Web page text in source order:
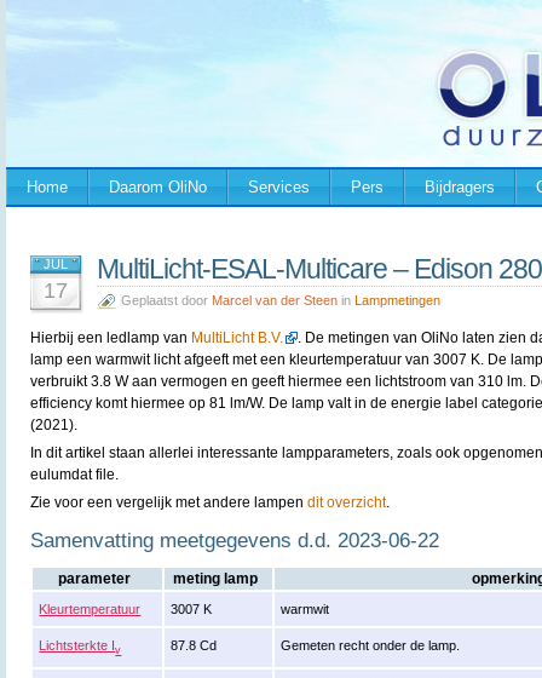
Home Daarom OliNo Services Pers Bijdragers
JUL
17
MultiLicht-ESAL-Multicare – Edison 280
Geplaatst door Marcel van der Steen in Lampmetingen
Hierbij een ledlamp van MultiLicht B.V.
. De metingen van OliNo laten zien
lamp een warmwit licht afgeeft met een kleurtemperatuur van 3007 K. De lamp
verbruikt 3.8 W aan vermogen en geeft hiermee een lichtstroom van 310 lm.
efficiency komt hiermee op 81 lm/W. De lamp valt in de energie label
(2021).
In dit artikel staan allerlei interessante lampparameters, zoals ook
eulumdat file.
Zie voor een vergelijk met andere lampen dit overzicht.
Samenvatting meetgegevens d.d. 2023-06-22
parameter meting lamp
Kleurtemperatuur 3007 K warmwit
Lichtsterkte Iv 87.8 Cd Gemeten recht onder de lamp.